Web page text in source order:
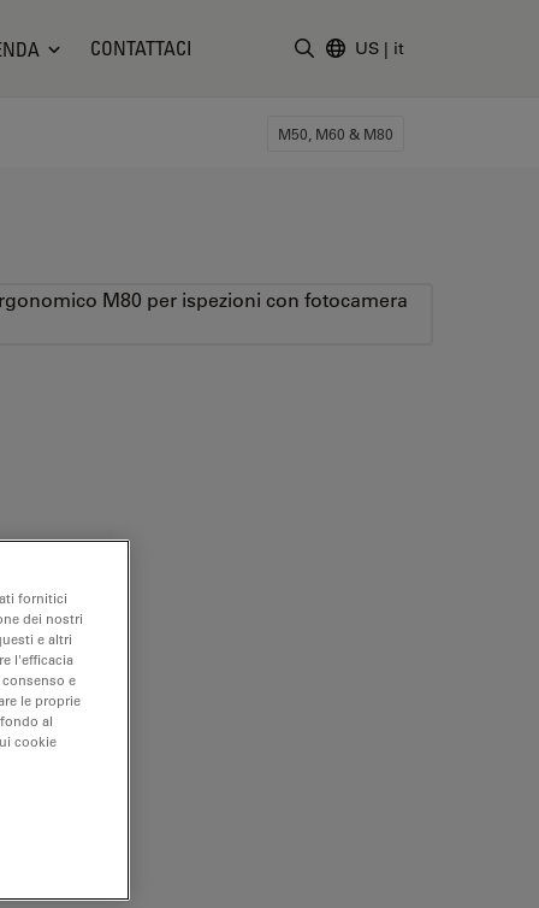
CONTATTACI US | it
M50, M60 & M80
fornitici
dei nostri
e altri
l'efficacia
e
le proprie
al
cookie